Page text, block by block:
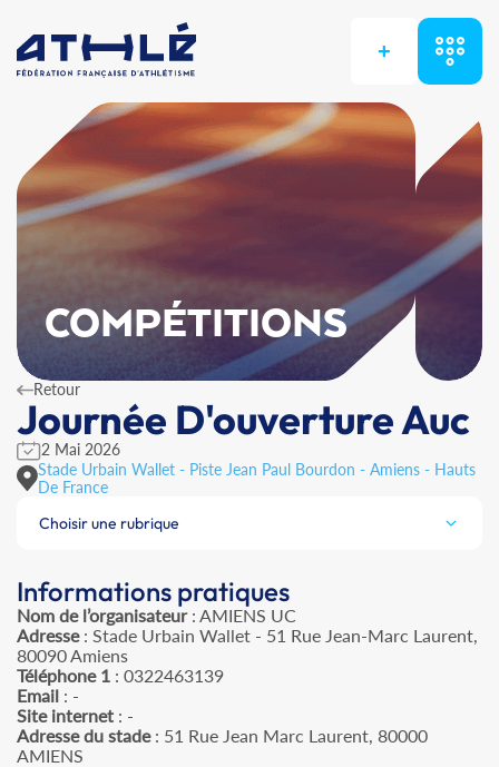
+
COMPÉTITIONS
Retour
Journée D'ouverture Auc
2 Mai 2026
Stade Urbain Wallet - Piste Jean Paul Bourdon - Amiens - Hauts
De France
Choisir une rubrique
Informations pratiques
Nom de l’organisateur: AMIENS UC
Adresse: Stade Urbain Wallet - 51 Rue Jean-Marc Laurent,
80090 Amiens
Téléphone 1 : 0322463139
Email : -
Site internet : -
Adresse du stade: 51 Rue Jean Marc Laurent, 80000
AMIENS